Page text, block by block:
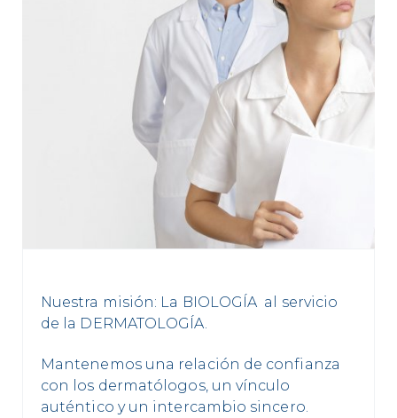
Nuestra misión: La BIOLOGÍA al servicio
de la DERMATOLOGÍA.
Mantenemos una relación de confianza
con los dermatólogos, un vínculo
auténtico y un intercambio sincero.